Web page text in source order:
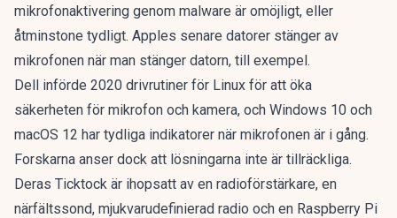
mikrofonaktivering genom malware är omöjligt, eller
åtminstone tydligt. Apples senare datorer stänger av
mikrofonen när man stänger datorn, till exempel.
Dell införde 2020 drivrutiner för Linux för att öka
säkerheten för mikrofon och kamera, och Windows 10 och
macOS 12 har tydliga indikatorer när mikrofonen är i gång.
Forskarna anser dock att lösningarna inte är tillräckliga.
Deras Ticktock är ihopsatt av en radioförstärkare, en
närfältssond, mjukvarudefinierad radio och en Raspberry Pi